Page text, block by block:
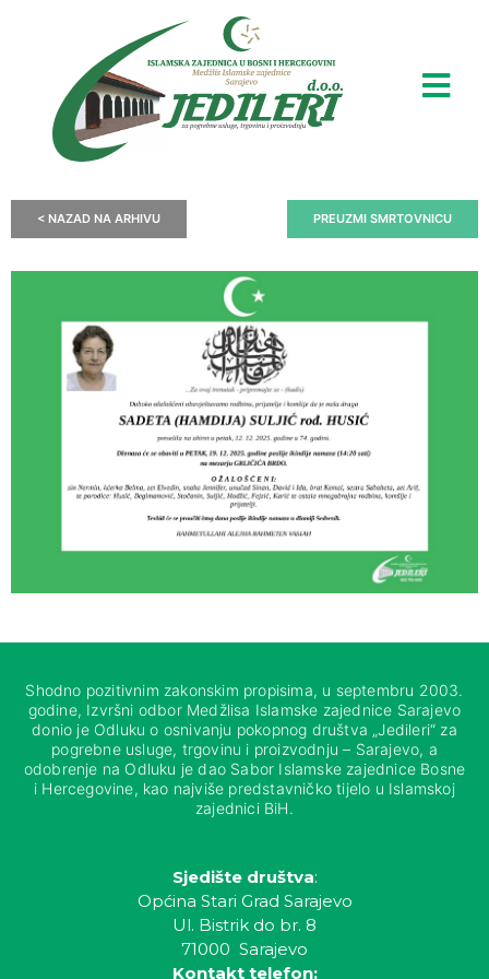
< NAZAD NA ARHIVU PREUZMI SMRTOVNICU
Shodno pozitivnim zakonskim propisima, u septembru 2003.
godine, Izvršni odbor Medžlisa Islamske zajednice Sarajevo
donio je Odluku o osnivanju pokopnog društva „Jedileri“ za
pogrebne usluge, trgovinu i proizvodnju – Sarajevo, a
odobrenje na Odluku je dao Sabor Islamske zajednice Bosne
i Hercegovine, kao najviše predstavničko tijelo u Islamskoj
zajednici BiH.
Sjedište društva:
Općina Stari Grad Sarajevo
Ul. Bistrik do br. 8
71000 Sarajevo
Kontakt telefon: